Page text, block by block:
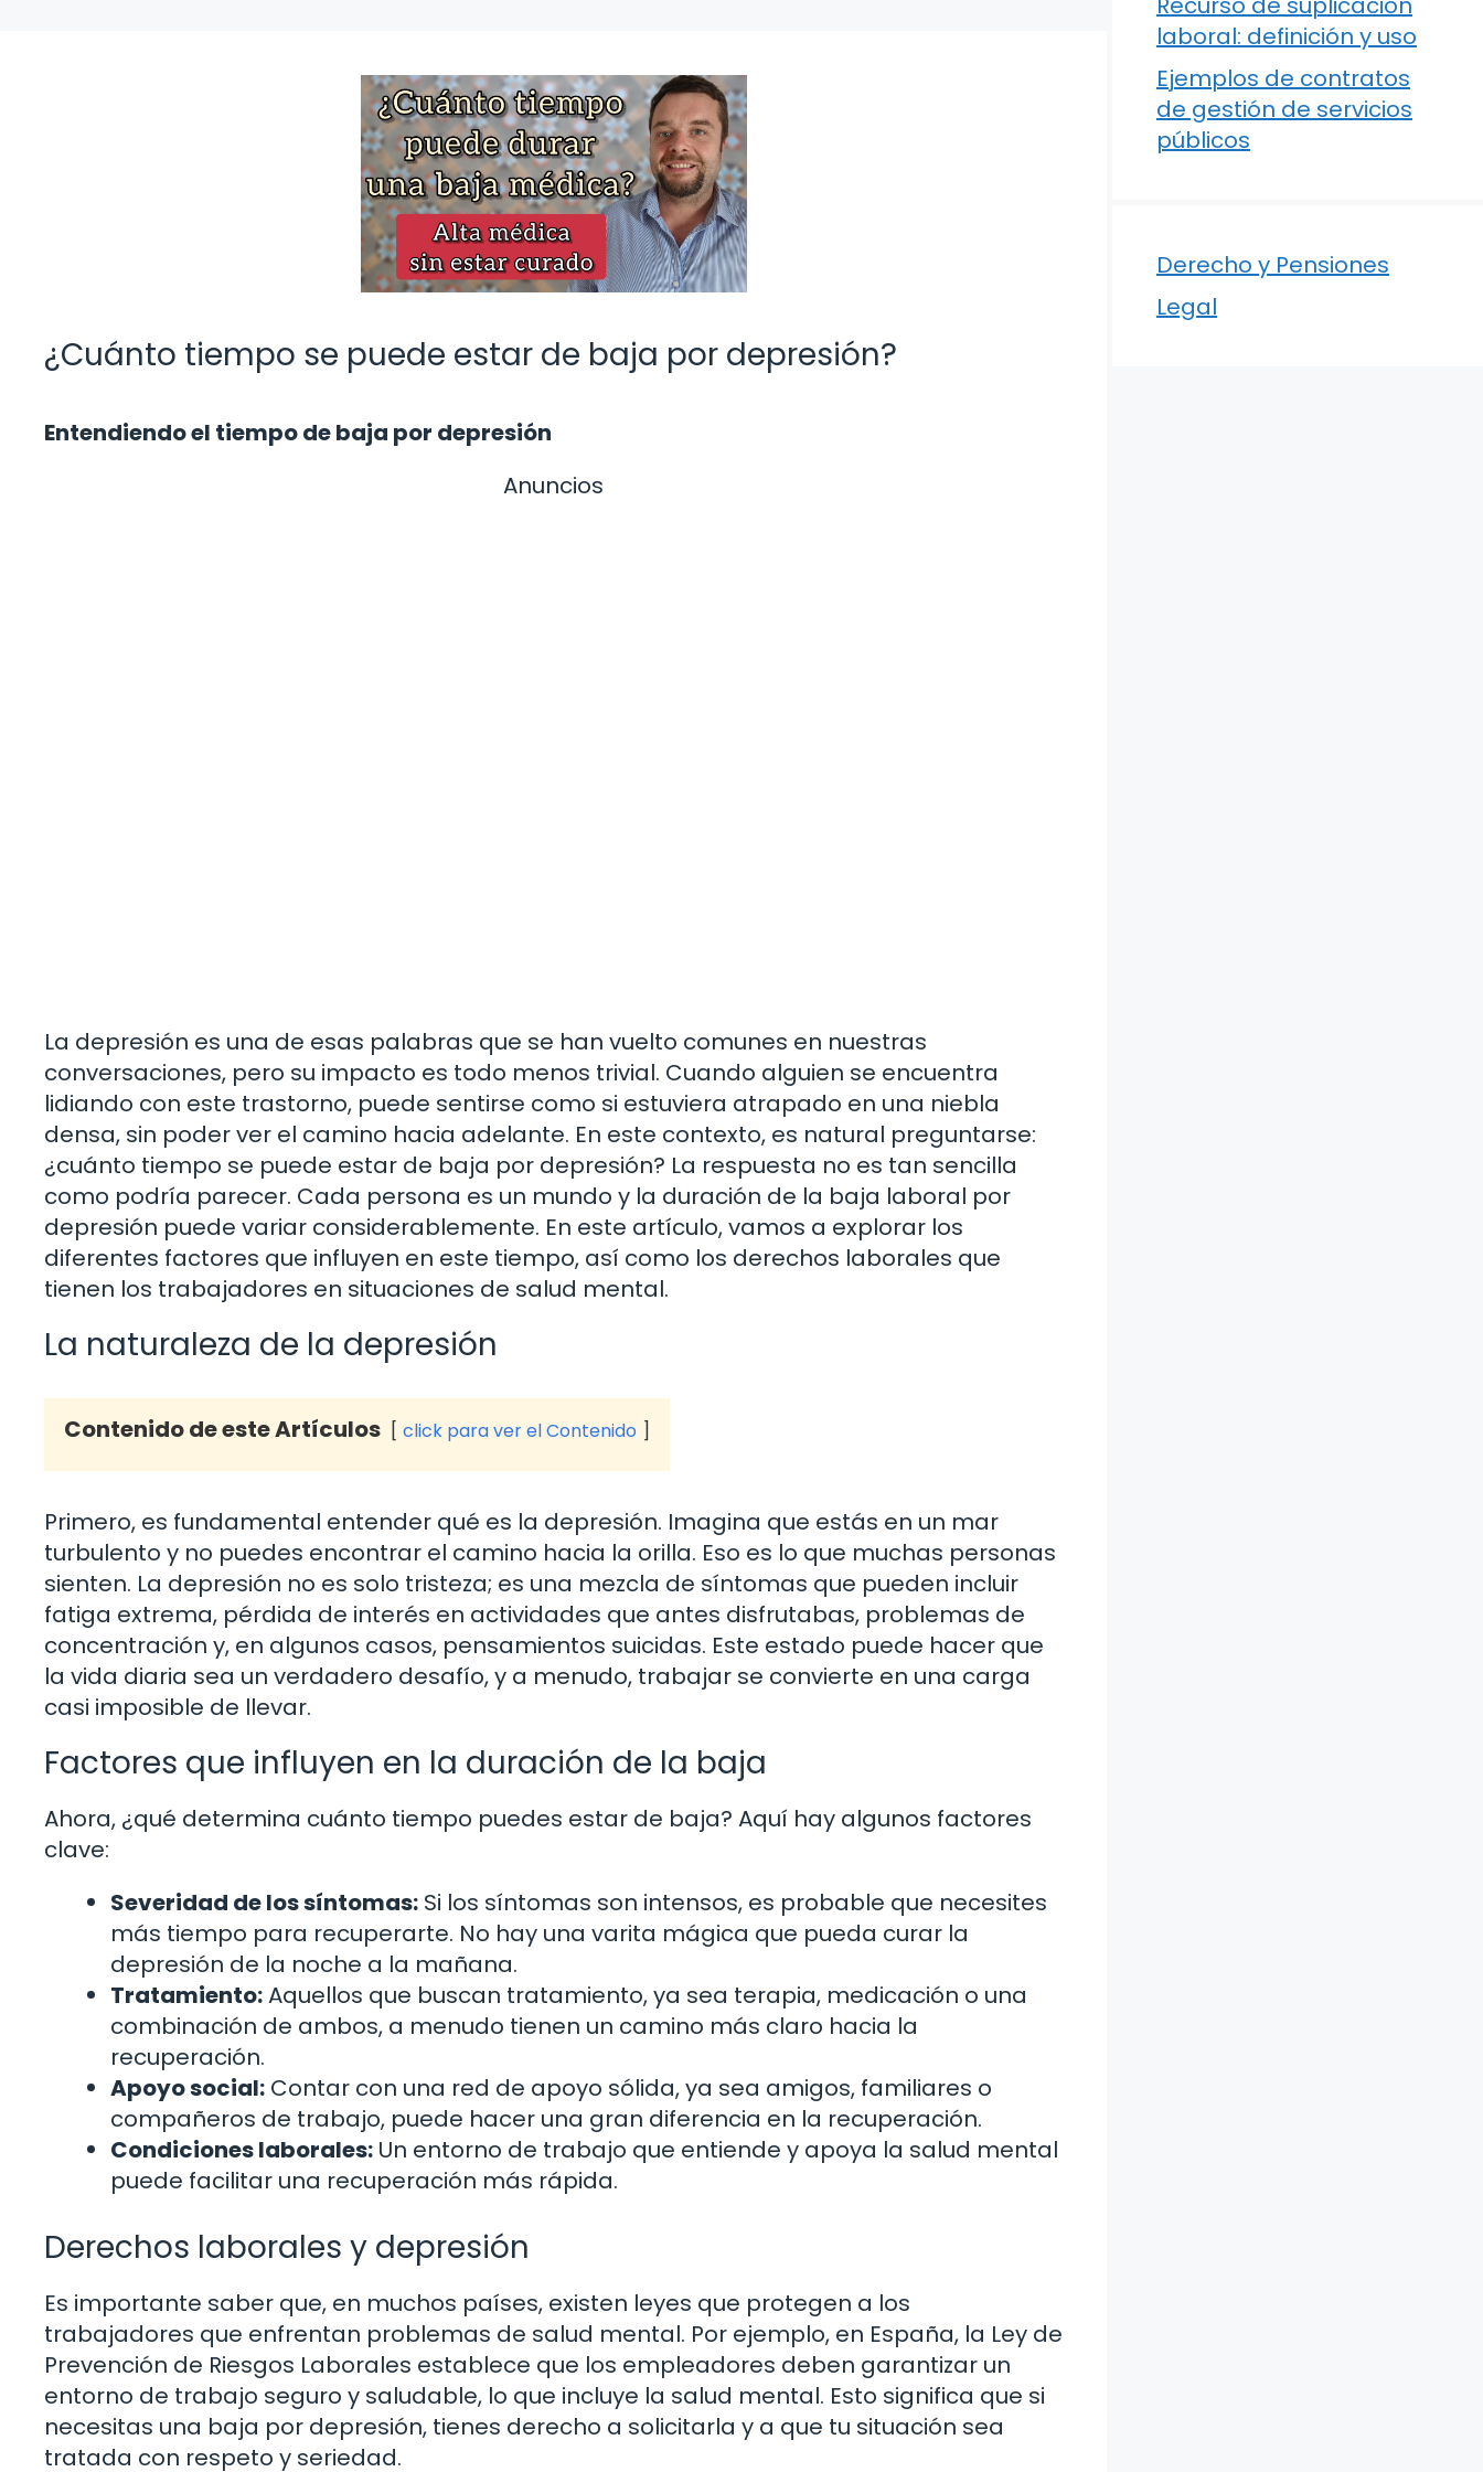
¿Cuánto tiempo se puede estar de baja por depresión?
Entendiendo el tiempo de baja por depresión
Anuncios
La depresión es una de esas palabras que se han vuelto comunes en nuestras
conversaciones, pero su impacto es todo menos trivial. Cuando alguien se encuentra
lidiando con este trastorno, puede sentirse como si estuviera atrapado en una niebla
densa, sin poder ver el camino hacia adelante. En este contexto, es natural preguntarse:
¿cuánto tiempo se puede estar de baja por depresión? La respuesta no es tan sencilla
como podría parecer. Cada persona es un mundo y la duración de la baja laboral por
depresión puede variar considerablemente. En este artículo, vamos a explorar los
diferentes factores que influyen en este tiempo, así como los derechos laborales que
tienen los trabajadores en situaciones de salud mental.
La naturaleza de la depresión
Contenido de este Artículos click para ver el Contenido
Primero, es fundamental entender qué es la depresión. Imagina que estás en un mar
turbulento y no puedes encontrar el camino hacia la orilla. Eso es lo que muchas personas
sienten. La depresión no es solo tristeza; es una mezcla de síntomas que pueden incluir
fatiga extrema, pérdida de interés en actividades que antes disfrutabas, problemas de
concentración y, en algunos casos, pensamientos suicidas. Este estado puede hacer que
la vida diaria sea un verdadero desafío, y a menudo, trabajar se convierte en una carga
casi imposible de llevar.
Factores que influyen en la duración de la baja
Ahora, ¿qué determina cuánto tiempo puedes estar de baja? Aquí hay algunos factores
clave:
Severidad de los síntomas: Si los síntomas son intensos, es probable que necesites
más tiempo para recuperarte. No hay una varita mágica que pueda curar la
depresión de la noche a la mañana.
Tratamiento:Aquellos que buscan tratamiento, ya sea terapia, medicación o una
combinación de ambos, a menudo tienen un camino más claro hacia la
recuperación.
Apoyo social: Contar con una red de apoyo sólida, ya sea amigos, familiares o
compañeros de trabajo, puede hacer una gran diferencia en la recuperación.
Condiciones laborales: Un entorno de trabajo que entiende y apoya la salud mental
puede facilitar una recuperación más rápida.
Derechos laborales y depresión
Es importante saber que, en muchos países, existen leyes que protegen a los
trabajadores que enfrentan problemas de salud mental. Por ejemplo, en España, la Ley de
Prevención de Riesgos Laborales establece que los empleadores deben garantizar un
entorno de trabajo seguro y saludable, lo que incluye la salud mental. Esto significa que si
necesitas una baja por depresión, tienes derecho a solicitarla y a que tu situación sea
tratada con respeto y seriedad.
laboral: definición y uso
Ejemplos de contratos
de gestión de servicios
públicos
Derecho y Pensiones
Legal